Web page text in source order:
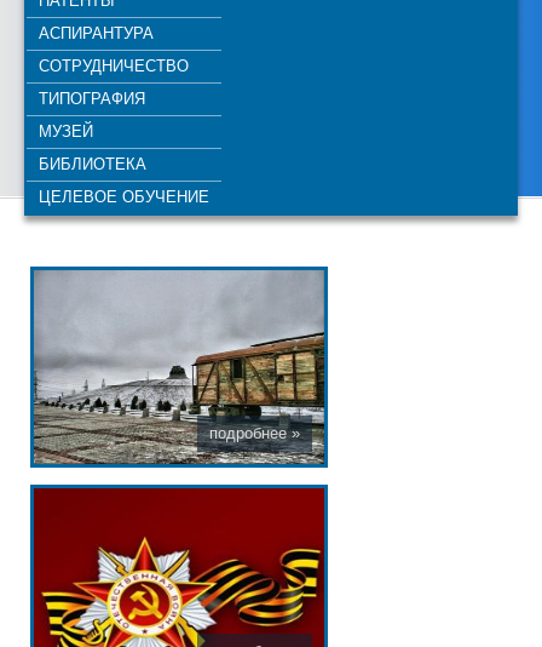
АСПИРАНТУРА
СОТРУДНИЧЕСТВО
ТИПОГРАФИЯ
МУЗЕЙ
БИБЛИОТЕКА
ЦЕЛЕВОЕ ОБУЧЕНИЕ